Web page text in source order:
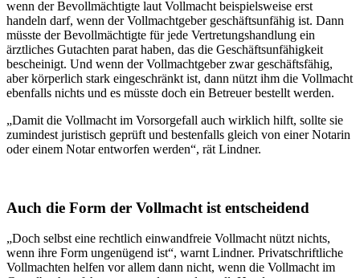
wenn der Bevollmächtigte laut Vollmacht beispielsweise erst
handeln darf, wenn der Vollmachtgeber geschäftsunfähig ist. Dann
müsste der Bevollmächtigte für jede Vertretungshandlung ein
ärztliches Gutachten parat haben, das die Geschäftsunfähigkeit
bescheinigt. Und wenn der Vollmachtgeber zwar geschäftsfähig,
aber körperlich stark eingeschränkt ist, dann nützt ihm die Vollmacht
ebenfalls nichts und es müsste doch ein Betreuer bestellt werden.
„Damit die Vollmacht im Vorsorgefall auch wirklich hilft, sollte sie
zumindest juristisch geprüft und bestenfalls gleich von einer Notarin
oder einem Notar entworfen werden“, rät Lindner.
Auch die Form der Vollmacht ist entscheidend
„Doch selbst eine rechtlich einwandfreie Vollmacht nützt nichts,
wenn ihre Form ungenügend ist“, warnt Lindner. Privatschriftliche
Vollmachten helfen vor allem dann nicht, wenn die Vollmacht im